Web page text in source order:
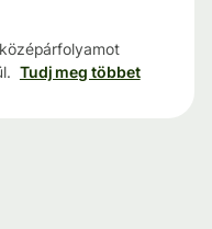
Tudj meg többet